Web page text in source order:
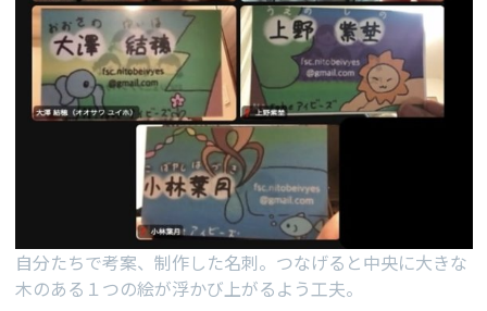
自分たちで考案、制作した名刺。つなげると中央に大きな
木のある１つの絵が浮かび上がるよう工夫。